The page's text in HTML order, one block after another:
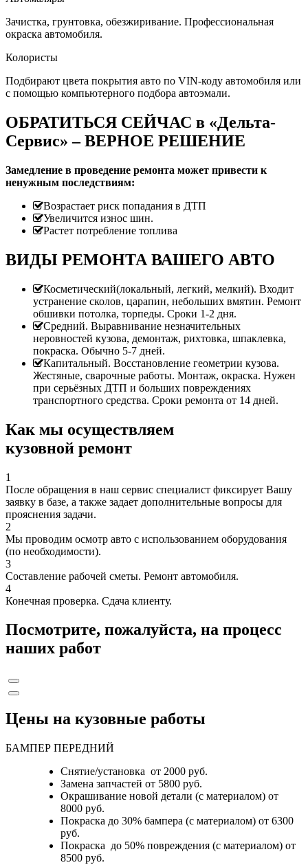
Зачистка, грунтовка, обезжиривание. Профессиональная
окраска автомобиля.
Колористы
Подбирают цвета покрытия авто по VIN-коду автомобиля или
с помощью компьютерного подбора автоэмали.
ОБРАТИТЬСЯ СЕЙЧАС в «Дельта-
Сервис» – ВЕРНОЕ РЕШЕНИЕ
Замедление в проведение ремонта может привести к
ненужным последствиям:
Возрастает риск попадания в ДТП
Увеличится износ шин.
Растет потребление топлива
ВИДЫ РЕМОНТА ВАШЕГО АВТО
Косметический(локальный, легкий, мелкий). Входит
устранение сколов, царапин, небольших вмятин. Ремонт
обшивки потолка, торпеды. Сроки 1-2 дня.
Средний. Выравнивание незначительных
неровностей кузова, демонтаж, рихтовка, шпаклевка,
покраска. Обычно 5-7 дней.
Капитальный. Восстановление геометрии кузова.
Жестяные, сварочные работы. Монтаж, окраска. Нужен
при серьёзных ДТП и больших повреждениях
транспортного средства. Сроки ремонта от 14 дней.
Как мы осуществляем
кузовной ремонт
1
После обращения в наш сервис специалист фиксирует Вашу
заявку в базе, а также задает дополнительные вопросы для
прояснения задачи.
2
Мы проводим осмотр авто с использованием оборудования
(по необходимости).
3
Составление рабочей сметы. Ремонт автомобиля.
4
Конечная проверка. Сдача клиенту.
Посмотрите, пожалуйста, на процесс
наших работ
Цены на кузовные работы
БАМПЕР ПЕРЕДНИЙ
Снятие/установка от 2000 руб.
Замена запчастей от 5800 руб.
Окрашивание новой детали (с материалом) от
8000 руб.
Покраска до 30% бампера (с материалом) от 6300
руб.
Покраска до 50% повреждения (с материалом) от
8500 руб.